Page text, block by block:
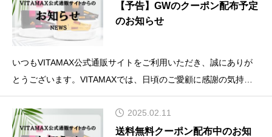
【予告】GWのクーポン配布予定
のお知らせ
いつもVITAMAX公式通販サイトをご利用いただき、誠にありが
とうございます。VITAMAXでは、日頃のご愛顧に感謝の気持ち
を込めて、ゴールデンウィーク期間中にご利用いただける「特別
クーポン」の配布を予定しております。現在準備を進めており、
内容の詳細や配布スケジュールにつきましては
2025.02.11
送料無料クーポン配布中のお知